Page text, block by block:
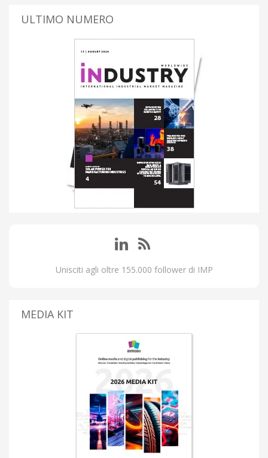
ULTIMO NUMERO
Unisciti agli oltre 155.000 follower di IMP
MEDIA KIT